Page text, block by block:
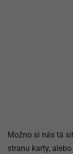
Možno si nás tá
stranu karty,